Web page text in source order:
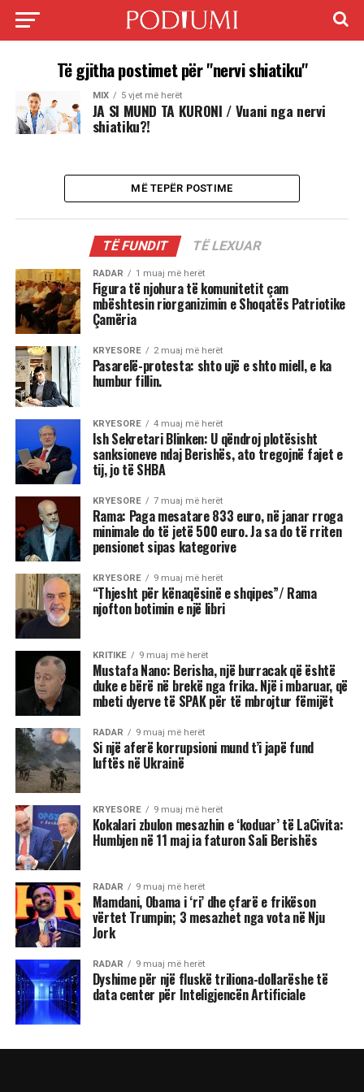
Të gjitha postimet për "nervi shiatiku"
MIX 5 vjet më herët
JA SI MUND TA KURONI / Vuani nga nervi
shiatiku?!
MË TEPËR POSTIME
TË FUNDIT TË LEXUAR
RADAR 1 muaj më herët
Figura të njohura të komunitetit çam
mbështesin riorganizimin e Shoqatës Patriotike
Çamëria
KRYESORE 2 muaj më herët
Pasarelë-protesta: shto ujë e shto miell, e ka
humbur fillin.
KRYESORE 4 muaj më herët
Ish Sekretari Blinken: U qëndroj plotësisht
sanksioneve ndaj Berishës, ato tregojnë fajet e
tij, jo të SHBA
KRYESORE 7 muaj më herët
Rama: Paga mesatare 833 euro, në janar rroga
minimale do të jetë 500 euro. Ja sa do të rriten
pensionet sipas kategorive
KRYESORE 9 muaj më herët
“Thjesht për kënaqësinë e shqipes”/ Rama
njofton botimin e një libri
KRITIKE 9 muaj më herët
Mustafa Nano: Berisha, një burracak që është
duke e bërë në brekë nga frika. Një i mbaruar, që
mbeti dyerve të SPAK për të mbrojtur fëmijët
RADAR 9 muaj më herët
Si një aferë korrupsioni mund t’i japë fund
luftës në Ukrainë
KRYESORE 9 muaj më herët
Kokalari zbulon mesazhin e ‘koduar’ të LaCivita:
Humbjen në 11 maj ia faturon Sali Berishës
RADAR 9 muaj më herët
Mamdani, Obama i ‘ri’ dhe çfarë e frikëson
vërtet Trumpin; 3 mesazhet nga vota në Nju
Jork
RADAR 9 muaj më herët
Dyshime për një fluskë triliona-dollarëshe të
data center për Inteligjencën Artificiale